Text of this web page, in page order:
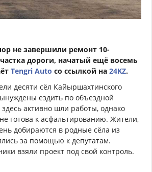
не завершили ремонт 10-
дороги, начатый ещё восемь
Tengri Auto со ссылкой на 24KZ.
десяти сёл Кайыршахтинского
ездить по объездной
активно шли работы, однако
готова к асфальтированию. Жители,
добираются в родные сёла из
за помощью к депутатам.
взяли проект под свой контроль.